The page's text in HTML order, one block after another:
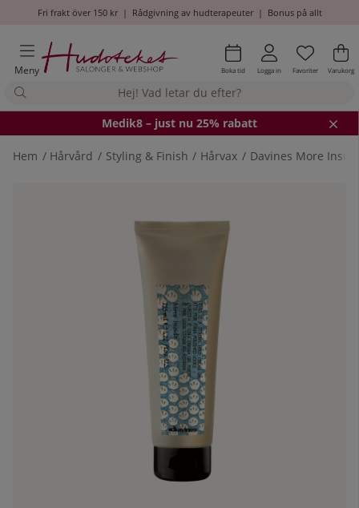
Fri frakt över 150 kr| Rådgivning av hudterapeuter| Bonus på allt
Meny Boka tid Logga in Antal i
.
Favoriter .
Varukorg
Medik8 – just nu 25% rabatt
Hem Hårvård Styling & Finish Hårvax Davines More